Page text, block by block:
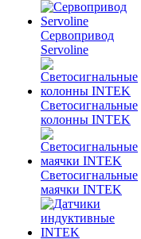
Сервопривод
Servoline
Светосигнальные
колонны INTEK
Светосигнальные
маячки INTEK